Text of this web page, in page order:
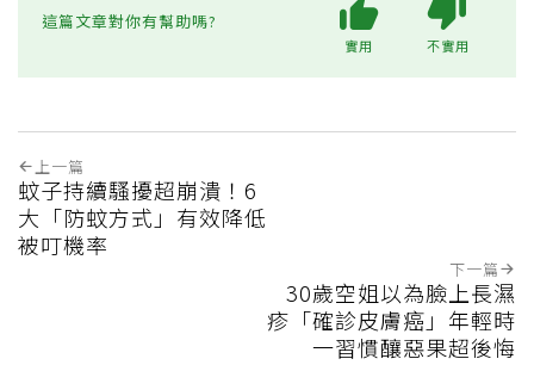
這篇文章對你有幫助嗎?
實用 不實用
上一篇
蚊子持續騷擾超崩潰！6
大「防蚊方式」有效降低
被叮機率
下一篇
30歲空姐以為臉上長濕
疹「確診皮膚癌」年輕時
一習慣釀惡果超後悔